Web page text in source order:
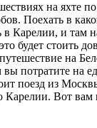
на яхте
Поехать в
в Карелии, и там
будет стоить
на
потратите на
поезд из
Карелии. Вот